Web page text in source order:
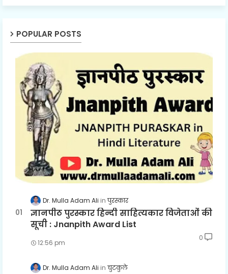
POPULAR POSTS
Dr. Mulla Adam Ali पुरस्कार
ज्ञानपीठ पुरस्कार हिन्दी साहित्यकार विजेताओं की
सूची : Jnanpith Award List
12:56 pm
0
Dr. Mulla Adam Ali चुटकुले